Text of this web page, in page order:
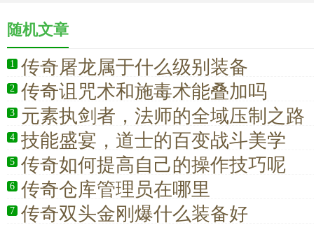
随机文章
1 传奇屠龙属于什么级别装备
2 传奇诅咒术和施毒术能叠加吗
3 元素执剑者，法师的全域压制之路
4 技能盛宴，道士的百变战斗美学
5 传奇如何提高自己的操作技巧呢
6 传奇仓库管理员在哪里
7 传奇双头金刚爆什么装备好